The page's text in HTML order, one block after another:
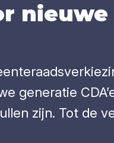
generatie
zijn. Tot de